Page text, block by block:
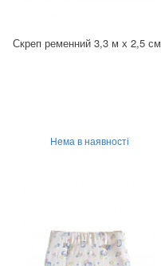
Скреп ременний 3,3 м х 2,5 см
Нема в наявності